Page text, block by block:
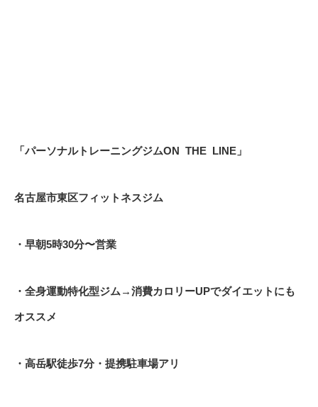
「パーソナルトレーニングジムON THE LINE 」
名古屋市東区フィットネスジム
・早朝5時30分〜営業
・全身運動特化型ジム →消費カロリーUPでダイエットにも
オススメ
・高岳駅徒歩7分・提携駐車場アリ